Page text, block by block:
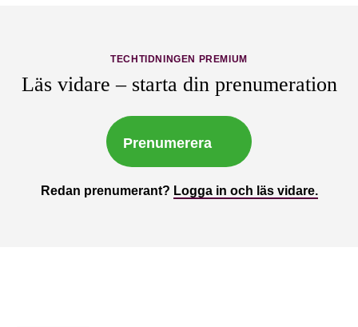
TECHTIDNINGEN PREMIUM
Läs vidare – starta din prenumeration
Prenumerera
Redan prenumerant? Logga in och läs vidare.